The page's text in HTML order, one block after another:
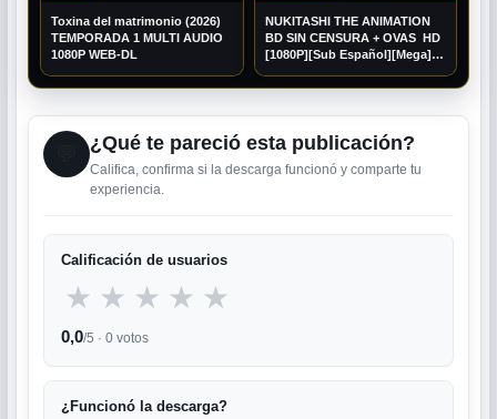
Toxina del matrimonio (2026)
TEMPORADA 1 MULTI AUDIO
1080P WEB-DL
NUKITASHI THE ANIMATION
BD SIN CENSURA + OVAS HD
[1080P][Sub Español][Mega]
¿Qué te pareció esta publicación?
Califica, confirma si la descarga funcionó y comparte tu
experiencia.
Calificación de usuarios
★ ★ ★ ★ ★
0,0/5 · 0 votos
¿Funcionó la descarga?